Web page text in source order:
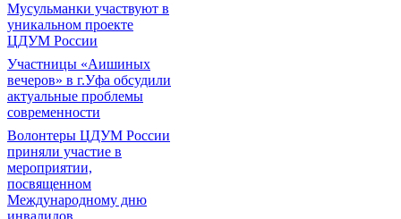
Мусульманки участвуют в
уникальном проекте
ЦДУМ России
Участницы «Аишиных
вечеров» в г.Уфа обсудили
актуальные проблемы
современности
Волонтеры ЦДУМ России
приняли участие в
мероприятии,
посвященном
Международному дню
инвалидов